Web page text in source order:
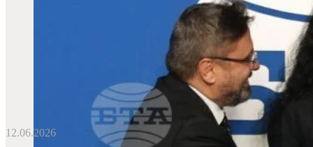
12.06.2026